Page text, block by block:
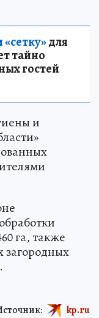
для
тайно
гостей
и
га, также
загородных
kp.ru